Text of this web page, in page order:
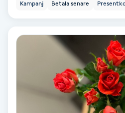
Fransfärgning
Fransförlängning
Fransförlängning Megavolym
Kampanj Betala senare